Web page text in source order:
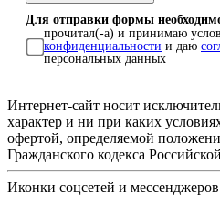
Для отправки формы
прочитал(-а) и принимаю
конфиденциальности и даю
персональных данных
Интернет-сайт носит
характер и ни при каких
офертой, определяемой
Гражданского кодекса
Иконки соцсетей и мессенджеров